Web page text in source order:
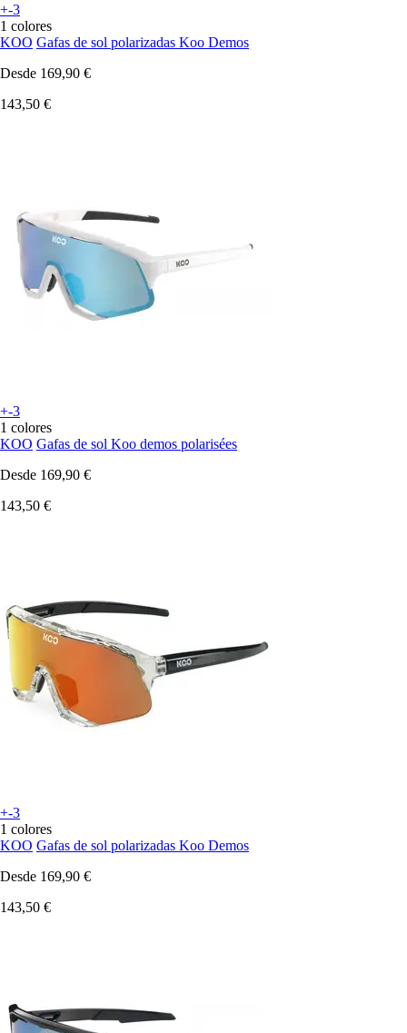
+-3
1 colores
KOO Gafas de sol polarizadas Koo Demos
Desde 169,90 €
143,50 €
+-3
1 colores
KOO Gafas de sol Koo demos polarisées
Desde 169,90 €
143,50 €
+-3
1 colores
KOO Gafas de sol polarizadas Koo Demos
Desde 169,90 €
143,50 €